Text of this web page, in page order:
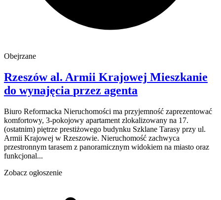
Obejrzane
Rzeszówal. Armii Krajowej Mieszkanie
do wynajęcia przez agenta
Biuro Reformacka Nieruchomości ma przyjemność zaprezentować
komfortowy, 3-pokojowy apartament zlokalizowany na 17.
(ostatnim) piętrze prestiżowego budynku Szklane Tarasy przy ul.
Armii Krajowej w Rzeszowie. Nieruchomość zachwyca
przestronnym tarasem z panoramicznym widokiem na miasto oraz
funkcjonal...
Zobacz ogłoszenie